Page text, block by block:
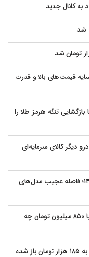
به کانال جدید
شد
سنگین زیر سایه قیمت‌های بالا و قدرت
تا کانال ۴۲۰۰ دلار؛ آیا بازگشایی تنگه هرمز طلا را
در نیمه مرداد ۱۴۰۵؛ خودرو دیگر کالای سرمایه‌ای
قیمت یخچال فریزر دوقلو امروز ۱۴ مرداد ۱۴۰۵؛ فاصله عجیب مدل‌های
قیمت پژو ۲۰۶ کارکرده امروز ۱۴ مرداد ۱۴۰۵؛ با ۸۵۰ میلیون تومان چه
قیمت دلار عقب نشست؛ آیا مسیر بازگشت به ۱۸۵ هزار تومان باز شده